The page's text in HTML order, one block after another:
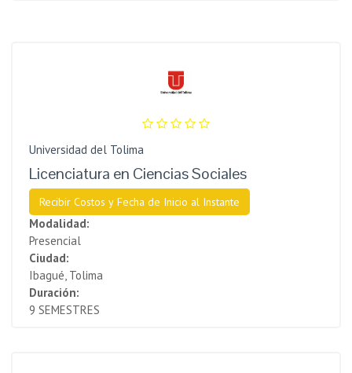
Universidad del Tolima
Licenciatura en Ciencias Sociales
Recibir Costos y Fecha de Inicio al Instante
Modalidad:
Presencial
Ciudad:
Ibagué, Tolima
Duración:
9 SEMESTRES